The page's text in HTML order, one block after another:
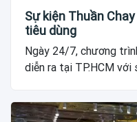
Sự kiện Thuần
tiêu dùng
Ngày 24/7, chương
diễn ra tại TP.HCM với